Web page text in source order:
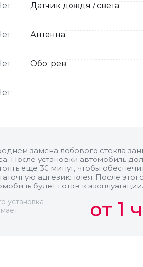
Датчик дождя / света
Антенна
Обогрев
замена лобового стекла
После установки автомобиль
еще 30 минут, чтобы
адгезию клея. После этого
будет готов к эксплуатации.
установка
от 1